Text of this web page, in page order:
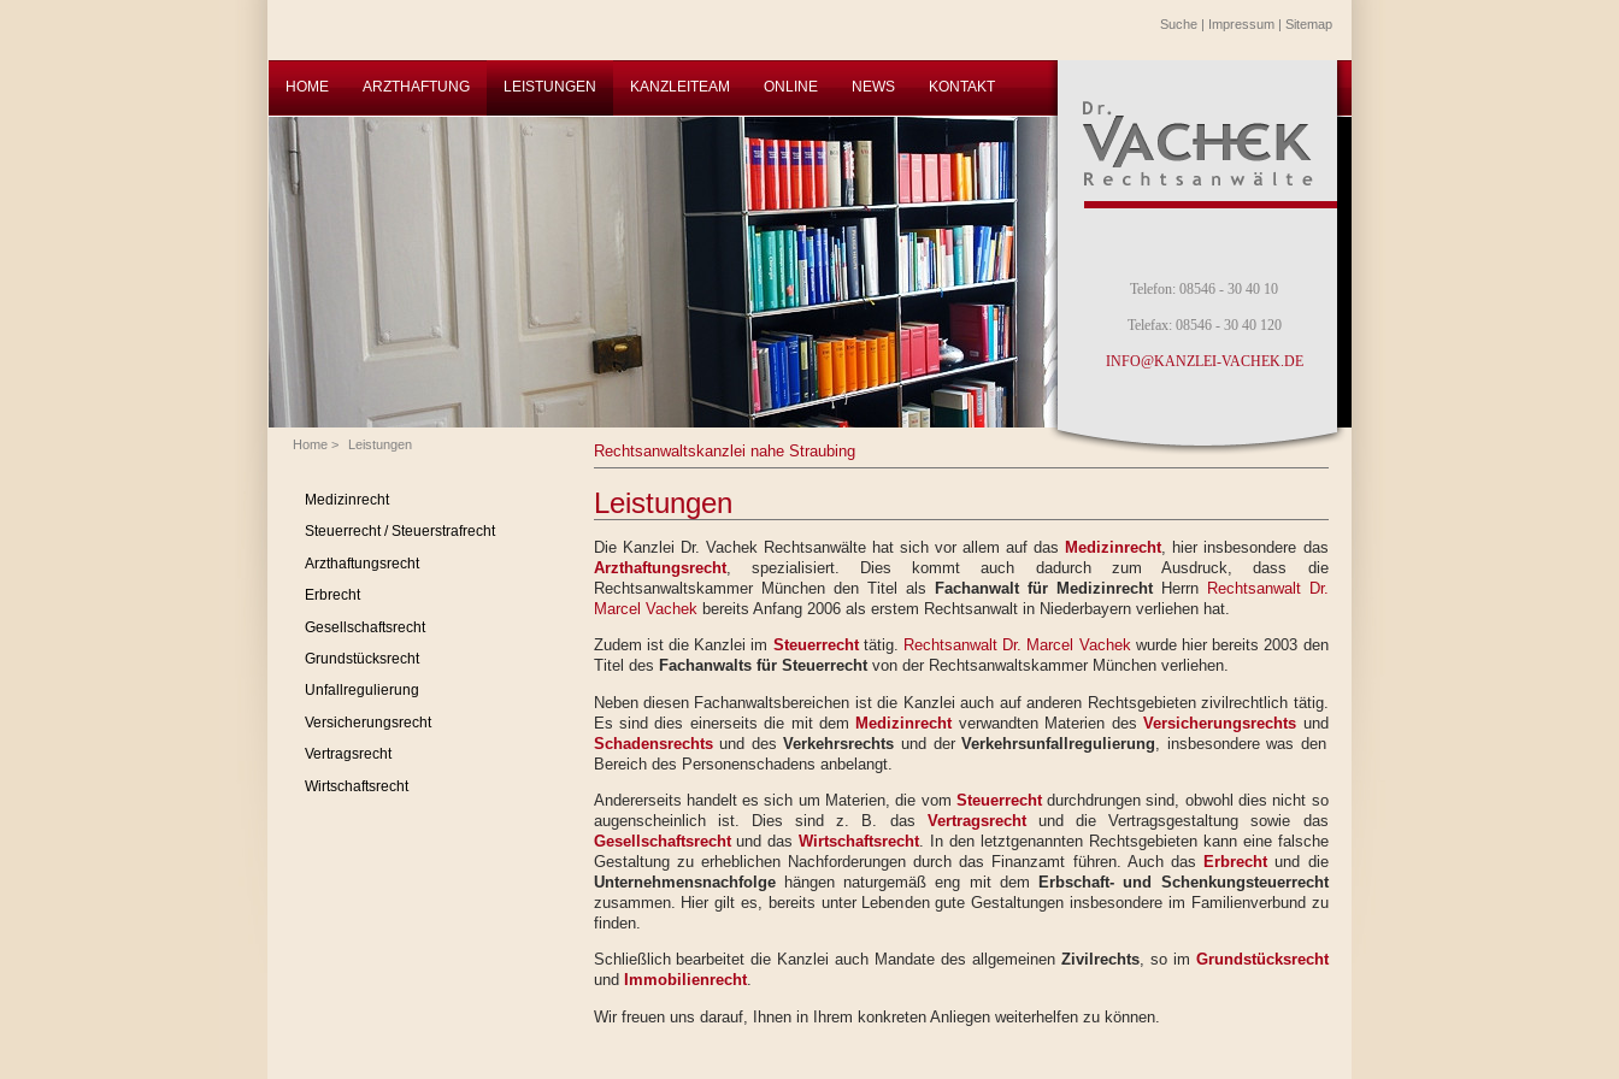
Suche| Impressum| Sitemap
HOME ARZTHAFTUNG LEISTUNGEN KANZLEITEAM ONLINE NEWS KONTAKT
Telefon: 08546 - 30 40 10
Telefax: 08546 - 30 40 120
INFO@KANZLEI-VACHEK.DE
Home> Leistungen
Medizinrecht
Steuerrecht / Steuerstrafrecht
Arzthaftungsrecht
Erbrecht
Gesellschaftsrecht
Grundstücksrecht
Unfallregulierung
Versicherungsrecht
Vertragsrecht
Wirtschaftsrecht
Rechtsanwaltskanzlei nahe Straubing
Leistungen
Die Kanzlei Dr. Vachek Rechtsanwälte hat sich vor allem auf das Medizinrecht, hier insbesondere das
Arzthaftungsrecht, spezialisiert. Dies kommt auch dadurch zum Ausdruck, dass die
Rechtsanwaltskammer München den Titel als
Fachanwalt für MedizinrechtHerrn Rechtsanwalt Dr.
Marcel Vachekbereits Anfang 2006 als erstem Rechtsanwalt in Niederbayern verliehen hat.
Zudem ist die Kanzlei im Steuerrechttätig. Rechtsanwalt Dr. Marcel Vachekwurde hier bereits 2003 den
Titel des Fachanwalts für Steuerrechtvon der Rechtsanwaltskammer München verliehen.
Neben diesen Fachanwaltsbereichen ist die Kanzlei auch auf anderen Rechtsgebieten zivilrechtlich tätig.
Es sind dies einerseits die mit demMedizinrecht verwandten Materien desVersicherungsrechts und
Schadensrechtsund desVerkehrsrechts und derVerkehrsunfallregulierung , insbesondere was den
Bereich des Personenschadens anbelangt.
Andererseits handelt es sich um Materien, die vom Steuerrechtdurchdrungen sind, obwohl dies nicht so
augenscheinlich ist. Dies sind z. B. das Vertragsrechtund die Vertragsgestaltung sowie das
Gesellschaftsrecht und dasWirtschaftsrecht . In den letztgenannten Rechtsgebieten kann eine falsche
Gestaltung zu erheblichen Nachforderungen durch das Finanzamt führen. Auch das Erbrecht und die
Unternehmensnachfolgehängen naturgemäß eng mit dem
Erbschaft- und Schenkungsteuerrecht
zusammen. Hier gilt es, bereits unter Lebenden gute Gestaltungen insbesondere im Familienverbund zu
finden.
Schließlich bearbeitet die Kanzlei auch Mandate des allgemeinen Zivilrechts, so im Grundstücksrecht
und Immobilienrecht.
Wir freuen uns darauf, Ihnen in Ihrem konkreten Anliegen weiterhelfen zu können.